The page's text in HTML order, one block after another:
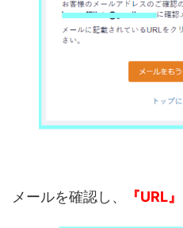
メールを確認し、 『URL』